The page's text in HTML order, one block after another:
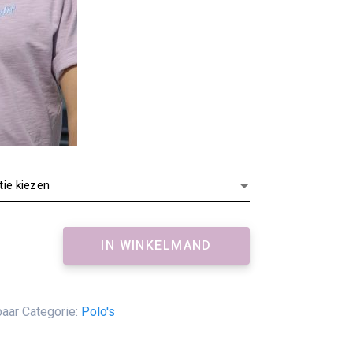
IN WINKELMAND
Categorie: Polo's